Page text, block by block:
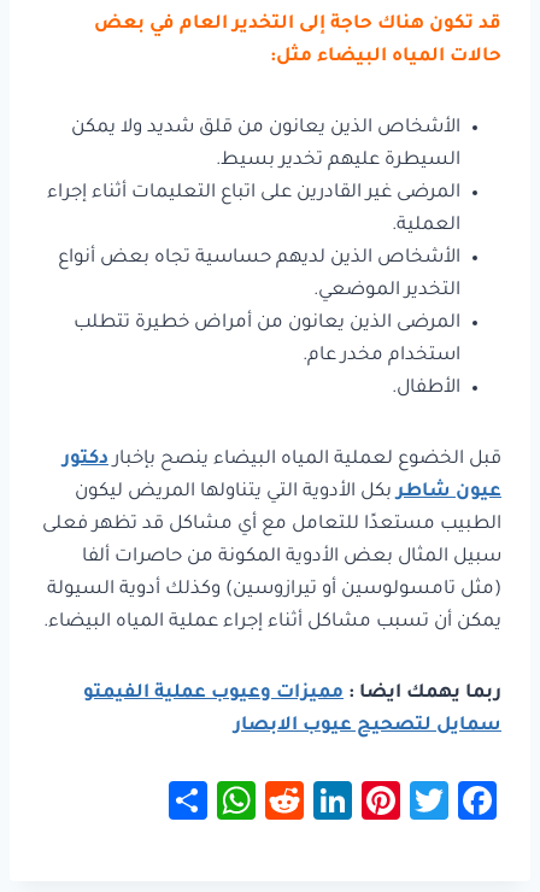
قد تكون هناك حاجة إلى التخدير العام في بعض
حالات المياه البيضاء مثل:
الأشخاص الذين يعانون من قلق شديد ولا يمكن
السيطرة عليهم تخدير بسيط.
المرضى غير القادرين على اتباع التعليمات أثناء إجراء
العملية.
الأشخاص الذين لديهم حساسية تجاه بعض أنواع
التخدير الموضعي.
المرضى الذين يعانون من أمراض خطيرة تتطلب
استخدام مخدر عام.
الأطفال.
قبل الخضوع لعملية المياه البيضاء ينصح بإخبار دكتور
عيون شاطربكل الأدوية التي يتناولها المريض ليكون
الطبيب مستعدًا للتعامل مع أي مشاكل قد تظهر فعلى
سبيل المثال بعض الأدوية المكونة من حاصرات ألفا
(مثل تامسولوسين أو تيرازوسين) وكذلك أدوية السيولة
يمكن أن تسبب مشاكل أثناء إجراء عملية المياه البيضاء.
ربما يهمك ايضا : مميزات وعيوب عملية الفيمتو
سمايل لتصحيح عيوب الابصار
Fa
T
Pi
Li
R
W